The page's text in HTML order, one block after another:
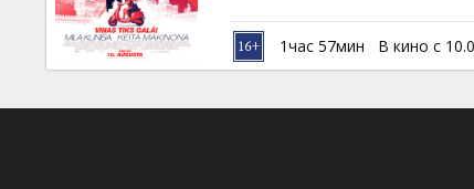
опасностей — и киллеров
английском языке с
1час 57мин В кино с